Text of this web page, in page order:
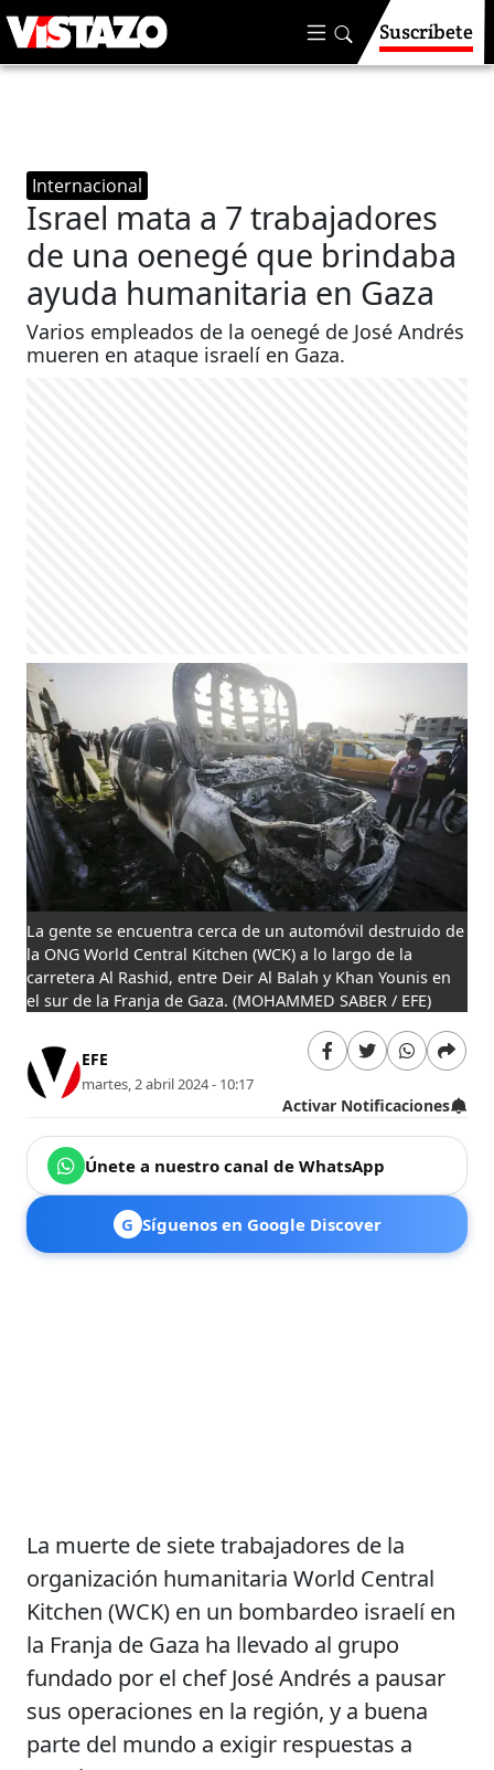
Suscríbete
Internacional
Israel mata a 7 trabajadores
de una oenegé que brindaba
ayuda humanitaria en Gaza
Varios empleados de la oenegé de José Andrés
mueren en ataque israelí en Gaza.
La gente se encuentra cerca de un automóvil destruido de
la ONG World Central Kitchen (WCK) a lo largo de la
carretera Al Rashid, entre Deir Al Balah y Khan Younis en
el sur de la Franja de Gaza. (MOHAMMED SABER / EFE)
EFE
martes, 2 abril 2024 - 10:17
Activar Notificaciones
Únete a nuestro canal de WhatsApp
G Síguenos en Google Discover
La muerte de siete trabajadores de la
organización humanitaria World Central
Kitchen (WCK) en un bombardeo israelí en
la Franja de Gaza ha llevado al grupo
fundado por el chef José Andrés a pausar
sus operaciones en la región, y a buena
parte del mundo a exigir respuestas a